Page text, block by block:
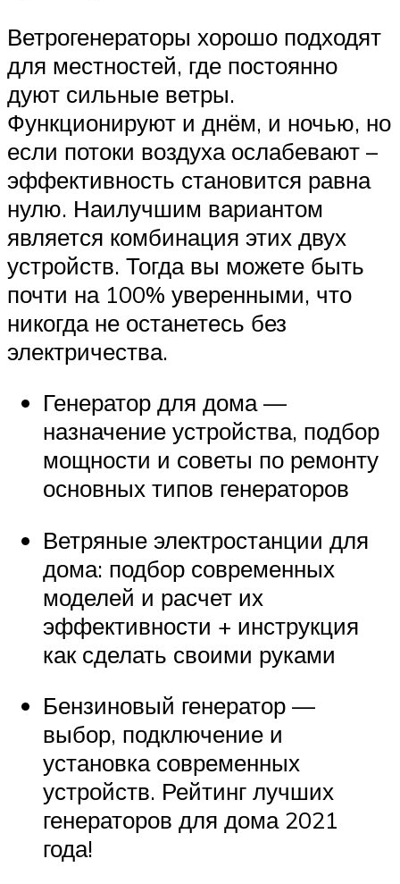
Ветрогенераторы хорошо подходят
для местностей, где постоянно
дуют сильные ветры.
Функционируют и днём, и ночью, но
если потоки воздуха ослабевают –
эффективность становится равна
нулю. Наилучшим вариантом
является комбинация этих двух
устройств. Тогда вы можете быть
почти на 100% уверенными, что
никогда не останетесь без
электричества.
Генератор для дома —
назначение устройства, подбор
мощности и советы по ремонту
основных типов генераторов
Ветряные электростанции для
дома: подбор современных
моделей и расчет их
эффективности + инструкция
как сделать своими руками
Бензиновый генератор —
выбор, подключение и
установка современных
устройств. Рейтинг лучших
генераторов для дома 2021
года!